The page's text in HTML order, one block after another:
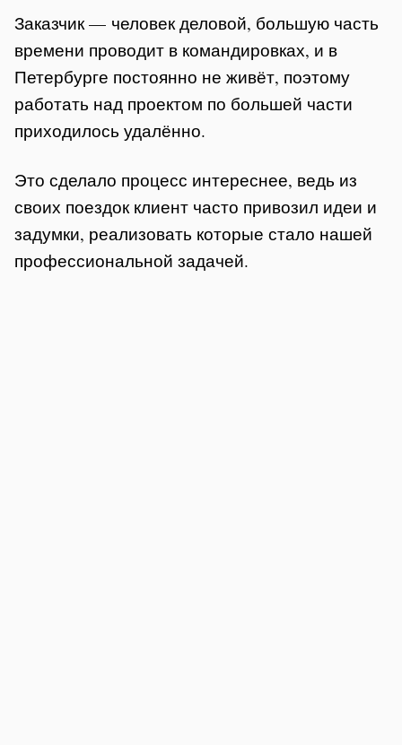
Заказчик — человек деловой, большую часть
времени проводит в командировках, и в
Петербурге постоянно не живёт, поэтому
работать над проектом по большей части
приходилось удалённо.
Это сделало процесс интереснее, ведь из
своих поездок клиент часто привозил идеи и
задумки, реализовать которые стало нашей
профессиональной задачей.